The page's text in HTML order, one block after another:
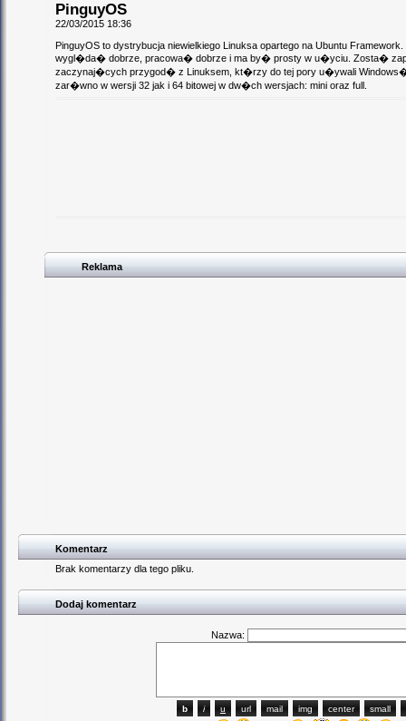
PinguyOS
22/03/2015 18:36
PinguyOS to dystrybucja niewielkiego Linuksa opartego na Ubuntu
wygl�da� dobrze, pracowa� dobrze i ma by� prosty w u�yciu. Zosta�
zaczynaj�cych przygod� z Linuksem, kt�rzy do tej pory u�ywali
zar�wno w wersji 32 jak i 64 bitowej w dw�ch wersjach: mini oraz full.
Reklama
Komentarz
Brak komentarzy dla tego pliku.
Dodaj komentarz
Nazwa: